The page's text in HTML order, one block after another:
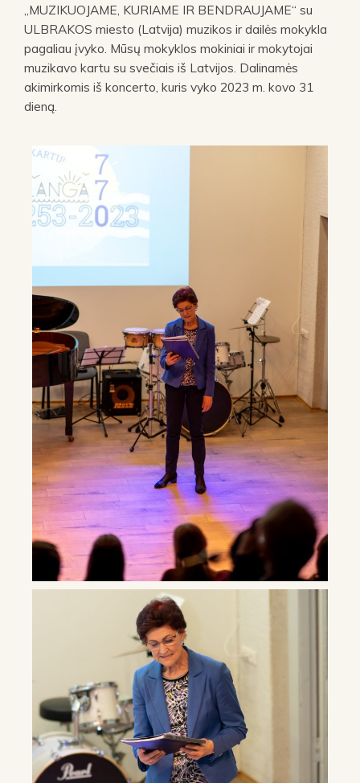
„MUZIKUOJAME, KURIAME IR BENDRAUJAME“ su
ULBRAKOS miesto (Latvija) muzikos ir dailės mokykla
pagaliau įvyko. Mūsų mokyklos mokiniai ir mokytojai
muzikavo kartu su svečiais iš Latvijos. Dalinamės
akimirkomis iš koncerto, kuris vyko 2023 m. kovo 31
dieną.